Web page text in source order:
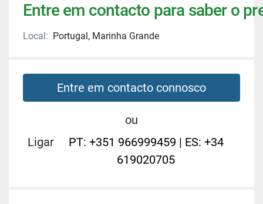
Entre em contacto para saber o
Local: Portugal, Marinha Grande
Entre em contacto connosco
ou
Ligar
PT: +351 966999459 | ES: +34
619020705